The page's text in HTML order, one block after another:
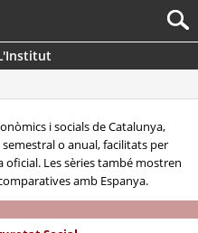
i socials de Catalunya,
o anual, facilitats per
oficial. Les sèries també mostren
amb Espanya.